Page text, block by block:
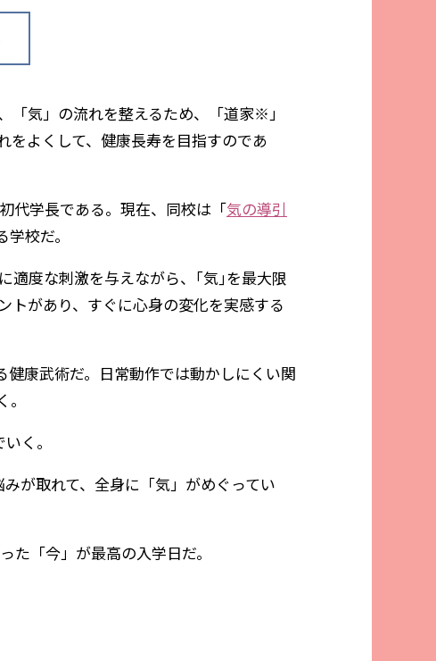
「気」の流れを整えるため、「道家※」
をよくして、健康長寿を目指すのであ
代学長である。現在、同校は「気の導引
校だ。
適度な刺激を与えながら、｢気｣を最大限
トがあり、すぐに心身の変化を実感する
康武術だ。日常動作では動かしにくい関
く。
が取れて、全身に「気」がめぐってい
「今」が最高の入学日だ。